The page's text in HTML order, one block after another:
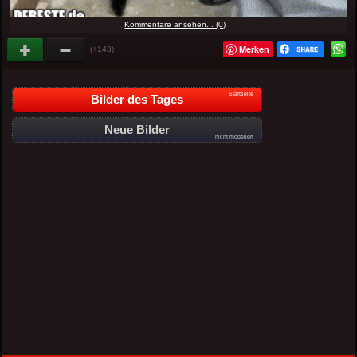
Kommentare ansehen... (0)
(+143) Merken
Bilder des Tages Startseite
Neue Bilder
nicht moderiert